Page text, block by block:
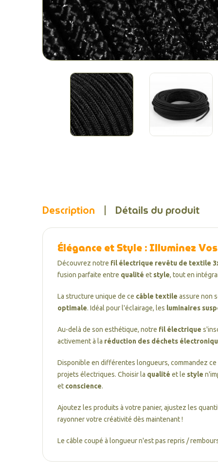
Description Détails du produit
Élégance et Style : Illuminez
Découvrez notre fil électrique revêtu de textile
fusion parfaite entre qualité et style, tout en
La structure unique de ce câble textile assure non
optimale. Idéal pour l'éclairage, les luminaires
Au-delà de son esthétique, notre fil électrique
activement à la réduction des déchets
Disponible en différentes longueurs, commandez ce
projets électriques. Choisir la qualité et le style
et conscience.
Ajoutez les produits à votre panier, ajustez les
rayonner votre créativité dès maintenant !
Le câble coupé à longueur n'est pas repris /